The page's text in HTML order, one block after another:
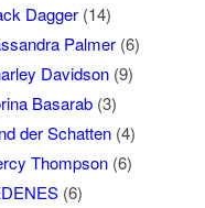
Dagger(14)
Palmer(6)
Davidson(9)
Basarab(3)
der Schatten(4)
Thompson(6)
(6)